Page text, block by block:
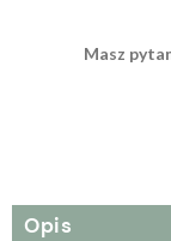
Masz
Opis